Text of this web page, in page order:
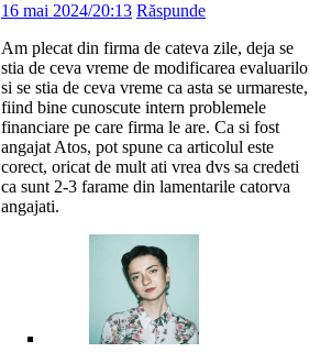
16 mai 2024/20:13 Răspunde
Am plecat din firma de cateva zile, deja se
stia de ceva vreme de modificarea
si se stia de ceva vreme ca asta se urmareste,
fiind bine cunoscute intern problemele
financiare pe care firma le are. Ca si fost
angajat Atos, pot spune ca articolul este
corect, oricat de mult ati vrea dvs sa credeti
ca sunt 2-3 farame din lamentarile catorva
angajati.